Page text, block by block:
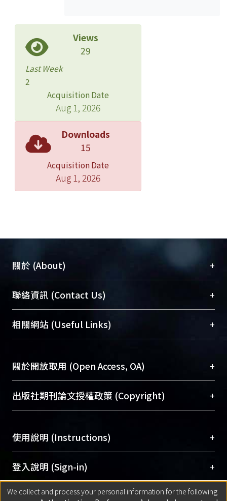
Views
29
Last Week
2
Acquisition Date
Aug 1, 2026
Downloads
15
Acquisition Date
Aug 1, 2026
關於 (About) +
臺大位居世界頂尖大學之列，為永久珍藏及向國際
展現本校豐碩的研究成果及學術能量，圖書館整合
機構典藏（NTUR）與學術庫（AH）不同功能平
台，成為臺大學術典藏NTU scholars。期能整合研
成果。
To permanently archive and promote researcher
profiles and scholarly works, Library integrates the
services of “NTU Repository” with “Academic
聯絡資訊 (Contact Us) +
總館學科館員(Main Library)
醫學圖書館學科館員(Medical Library)
Sciences Library)
相關網站 (Useful Links) +
關於開放取用 (Open Access, OA) +
開放取用是從使用者角度提升資訊取用性的社會運
動，應用在學術研究上是透過將研究著作公開供使
用逐年攀升。同時可加速研究發展、提升研究影響
Archive）平台。 （點選深入了解OA）
出版社期刊論文授權政策 (Copyright) +
含部分內容的版權非匯入者所有，或由第三方贊
助與合作完成，請確認該版權所有者及第三方同
意提供此授權。
Please represent that the submission is your
original work, and that you have the right to
使用說明 (Instructions) +
網站簡介(Quickstart Guide)
使用手冊(Instruction Manual)
線上預約服務(Booking Service)
登入說明 (Sign-in) +
方案一：臺灣大學計算機中心帳號登入
匯入著作 (Submission) +
We collect and process your personal information for the following